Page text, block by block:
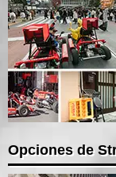
Opciones de